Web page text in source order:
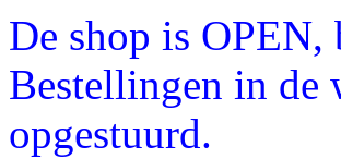
De shop is
Bestellingen in de
opgestuurd.